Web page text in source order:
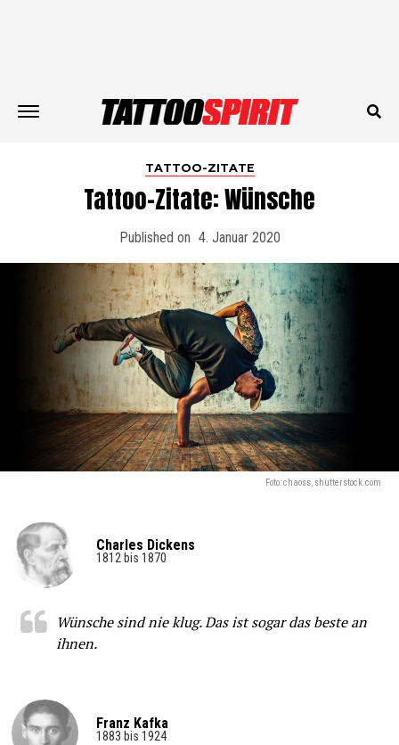
TATTOO-ZITATE
Tattoo-Zitate: Wünsche
Published on 4. Januar 2020
Foto: chaoss, shutterstock.com
Charles Dickens
1812 bis 1870
Wünsche sind nie klug. Das ist sogar das beste an
ihnen.
Franz Kafka
1883 bis 1924